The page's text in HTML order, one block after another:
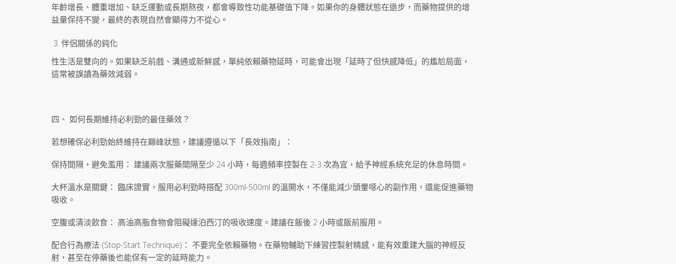
年齡增長、體重增加、缺乏運動或長期熬夜，都會導致性功能基礎值下降。如果你的身體狀態在退步，而藥物提供的增
益量保持不變，最終的表現自然會顯得力不從心。
伴侶關係的鈍化
性生活是雙向的。如果缺乏前戲、溝通或新鮮感，單純依賴藥物延時，可能會出現「延時了但快感降低」的尷尬局面，
這常被誤讀為藥效減弱。
四、 如何長期維持必利勁的最佳藥效？
若想確保必利勁始終維持在巔峰狀態，建議遵循以下「長效指南」：
保持間隔，避免濫用： 建議兩次服藥間隔至少 24 小時，每週頻率控製在 2-3 次為宜，給予神經系統充足的休息時間。
大杯溫水是關鍵： 臨床證實，服用必利勁時搭配 300ml-500ml 的溫開水，不僅能減少頭暈噁心的副作用，還能促進藥物
吸收。
空腹或清淡飲食： 高油高脂食物會阻礙達泊西汀的吸收速度。建議在飯後 2 小時或飯前服用。
配合行為療法 (Stop-Start Technique)： 不要完全依賴藥物。在藥物輔助下練習控製射精感，能有效重建大腦的神經反
射，甚至在停藥後也能保有一定的延時能力。